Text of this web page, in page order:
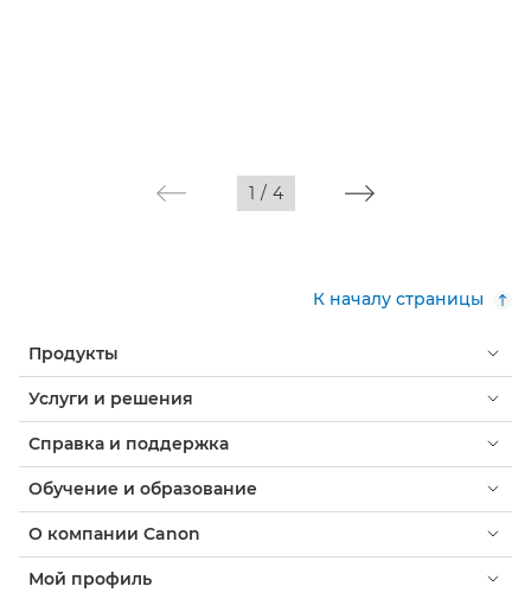
1 / 4
К началу страницы
Продукты
Услуги и решения
Справка и поддержка
Обучение и образование
О компании Canon
Мой профиль